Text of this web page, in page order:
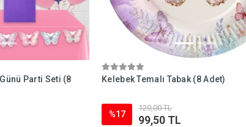
Parti Seti (8
Kelebek Temalı Tabak (8 Adet)
%17
120,00 TL
99,50 TL